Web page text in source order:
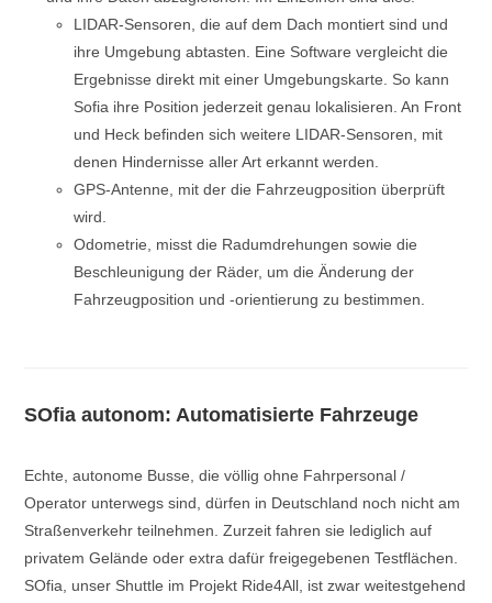
LIDAR-Sensoren, die auf dem Dach montiert sind und
ihre Umgebung abtasten. Eine Software vergleicht die
Ergebnisse direkt mit einer Umgebungskarte. So kann
Sofia ihre Position jederzeit genau lokalisieren. An Front
und Heck befinden sich weitere LIDAR-Sensoren, mit
denen Hindernisse aller Art erkannt werden.
GPS-Antenne, mit der die Fahrzeugposition überprüft
wird.
Odometrie, misst die Radumdrehungen sowie die
Beschleunigung der Räder, um die Änderung der
Fahrzeugposition und -orientierung zu bestimmen.
SOfia autonom: Automatisierte Fahrzeuge
Echte, autonome Busse, die völlig ohne Fahrpersonal /
Operator unterwegs sind, dürfen in Deutschland noch nicht am
Straßenverkehr teilnehmen. Zurzeit fahren sie lediglich auf
privatem Gelände oder extra dafür freigegebenen Testflächen.
SOfia, unser Shuttle im Projekt Ride4All, ist zwar weitestgehend